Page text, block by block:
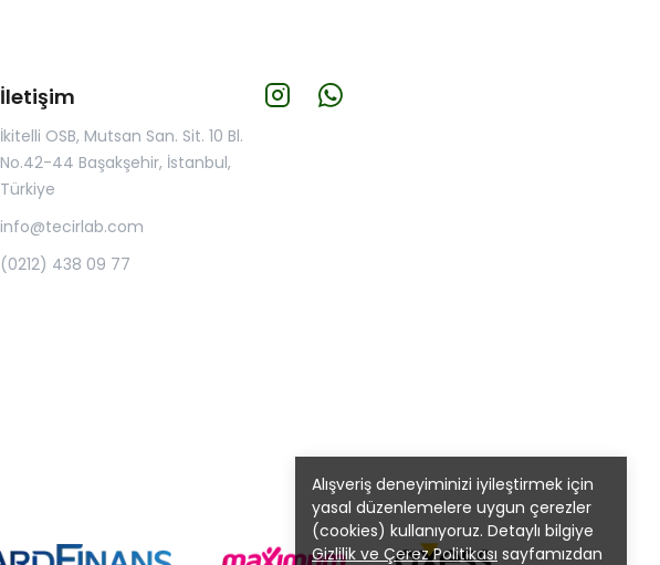
Alışveriş deneyiminizi iyileştirmek için
yasal düzenlemelere uygun çerezler
(cookies) kullanıyoruz. Detaylı bilgiye
Gizlilik ve Çerez Politikası sayfamızdan
İletişim
İkitelli OSB, Mutsan San. Sit. 10 Bl.
No.42-44 Başakşehir, İstanbul,
Türkiye
info@tecirlab.com
(0212) 438 09 77